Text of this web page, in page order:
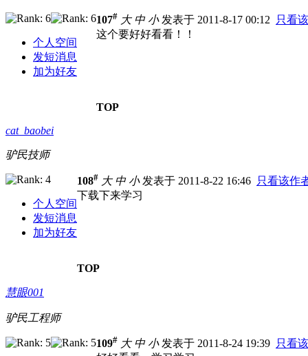
个人空间
发短消息
加为好友
107# 大 中 小发表于 2011-8-17 00:12
只看
这个要好好看看！！
TOP
cat_baobei
驴民技师
个人空间
发短消息
加为好友
108# 大 中 小发表于 2011-8-22 16:46 只看该作
下载下来学习
TOP
慧眼001
驴民工程师
109# 大 中 小发表于 2011-8-24 19:39 只看